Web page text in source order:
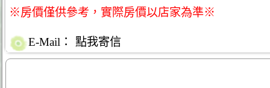
※房價僅供參考，實際房價以店家為準※
E-Mail： 點我寄信